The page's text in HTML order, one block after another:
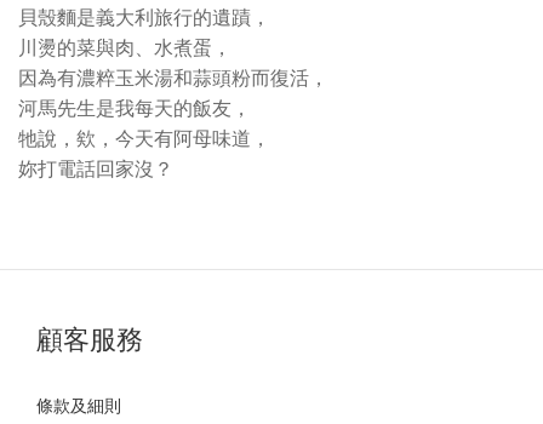
貝殼麵是義大利旅行的遺蹟，
川燙的菜與肉、水煮蛋，
因為有濃粹玉米湯和蒜頭粉而復活，
河馬先生是我每天的飯友，
牠說，欸，今天有阿母味道，
妳打電話回家沒？
顧客服務
條款及細則